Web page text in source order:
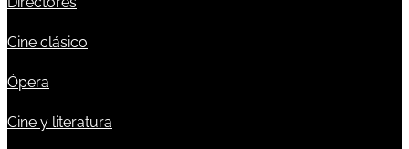
Cine clásico
Ópera
Cine y literatura